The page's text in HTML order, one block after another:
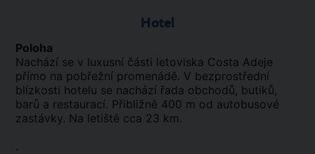
Hotel
Poloha
Nachází se v luxusní části letoviska Costa Adeje
přímo na pobřežní promenádě. V bezprostřední
blízkosti hotelu se nachází řada obchodů, butiků,
barů a restaurací. Přibližně 400 m od autobusové
zastávky. Na letiště cca 23 km.
.